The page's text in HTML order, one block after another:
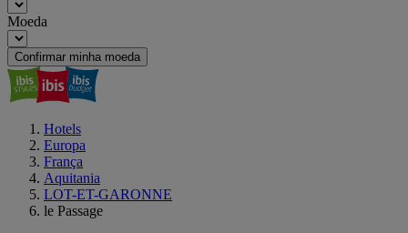
Moeda
Confirmar minha moeda
Hotels
Europa
França
Aquitania
LOT-ET-GARONNE
le Passage